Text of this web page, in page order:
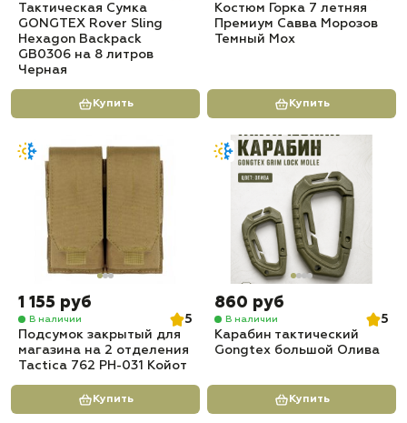
Тактическая Сумка
GONGTEX Rover Sling
Hexagon Backpack
GB0306 на 8 литров
Черная
Купить
Костюм Горка 7 летняя
Премиум Савва Морозов
Темный Мох
Купить
1 155 руб
В наличии
5
Подсумок закрытый для
магазина на 2 отделения
Tactica 762 PH-031 Койот
Купить
860 руб
В наличии
5
Карабин тактический
Gongtex большой Олива
Купить